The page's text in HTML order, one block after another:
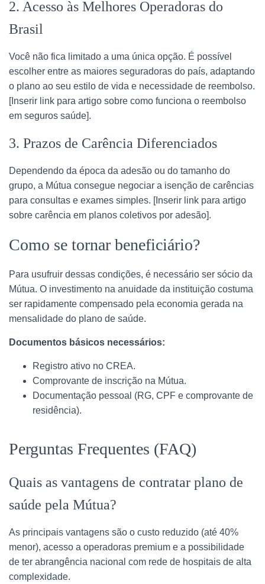
2. Acesso às Melhores Operadoras do
Brasil
Você não fica limitado a uma única opção. É possível
escolher entre as maiores seguradoras do país, adaptando
o plano ao seu estilo de vida e necessidade de reembolso.
[Inserir link para artigo sobre como funciona o reembolso
em seguros saúde].
3. Prazos de Carência Diferenciados
Dependendo da época da adesão ou do tamanho do
grupo, a Mútua consegue negociar a isenção de carências
para consultas e exames simples. [Inserir link para artigo
sobre carência em planos coletivos por adesão].
Como se tornar beneficiário?
Para usufruir dessas condições, é necessário ser sócio da
Mútua. O investimento na anuidade da instituição costuma
ser rapidamente compensado pela economia gerada na
mensalidade do plano de saúde.
Documentos básicos necessários:
Registro ativo no CREA.
Comprovante de inscrição na Mútua.
Documentação pessoal (RG, CPF e comprovante de
residência).
Perguntas Frequentes (FAQ)
Quais as vantagens de contratar plano de
saúde pela Mútua?
As principais vantagens são o custo reduzido (até 40%
menor), acesso a operadoras premium e a possibilidade
de ter abrangência nacional com rede de hospitais de alta
complexidade.